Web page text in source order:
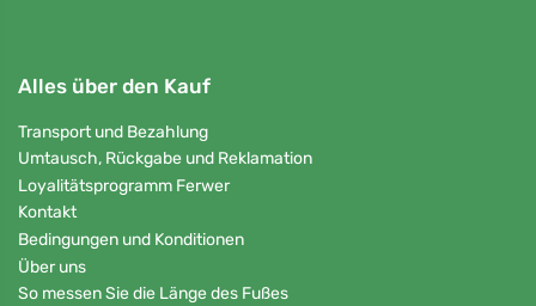
Alles über den Kauf
Transport und Bezahlung
Umtausch, Rückgabe und Reklamation
Loyalitätsprogramm Ferwer
Kontakt
Bedingungen und Konditionen
Über uns
So messen Sie die Länge des Fußes